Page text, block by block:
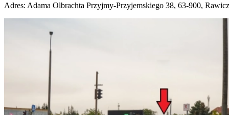
Adres: Adama Olbrachta Przyjmy-Przyjemskiego 38, 63-900, Rawicz